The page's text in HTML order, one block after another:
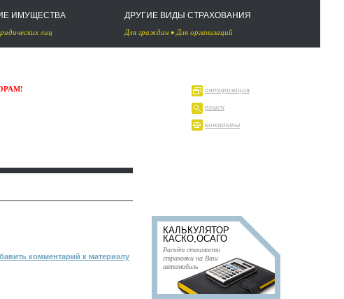
ИМУЩЕСТВА
лиц
ДРУГИЕ ВИДЫ СТРАХОВАНИЯ
Для граждан •Для организаций
авторизация
поиск
контакты
комментарий к материалу
КАЛЬКУЛЯТОР
КАСКО,ОСАГО
Расчёт стоимости
страховки на Ваш
автомобиль